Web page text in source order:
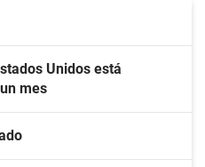
Unidos está
mes